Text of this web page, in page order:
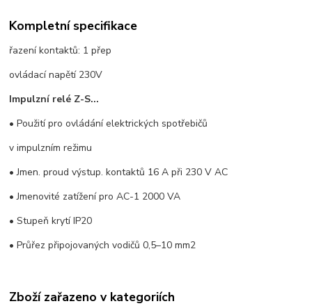
Kompletní specifikace
řazení kontaktů: 1 přep
ovládací napětí 230V
Impulzní relé Z-S...
• Použití pro ovládání elektrických spotřebičů
v impulzním režimu
• Jmen. proud výstup. kontaktů 16 A při 230 V AC
• Jmenovité zatížení pro AC-1 2000 VA
• Stupeň krytí IP20
• Průřez připojovaných vodičů 0,5–10 mm2
Zboží zařazeno v kategoriích